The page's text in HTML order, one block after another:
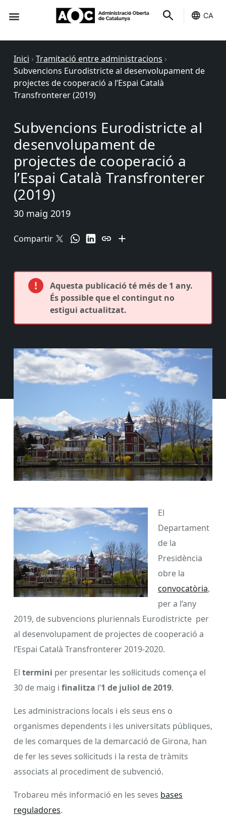
CA
Inici › Tramitació entre administracions ›
Subvencions Eurodistricte al desenvolupament de
projectes de cooperació a l’Espai Català
Transfronterer (2019)
Subvencions Eurodistricte al
desenvolupament de
projectes de cooperació a
l’Espai Català Transfronterer
(2019)
30 maig 2019
Compartir
Aquesta publicació té més de 1 any.
És possible que el contingut no
estigui actualitzat.
El
Departament
de la
Presidència
obre la
convocatòria,
per a l’any
2019, de subvencions pluriennals Eurodistricte per
al desenvolupament de projectes de cooperació a
l’Espai Català Transfronterer 2019-2020.
El termini per presentar les sol·licituds comença el
30 de maig i finalitza l’1 de juliol de 2019.
Les administracions locals i els seus ens o
organismes dependents i les universitats públiques,
de les comarques de la demarcació de Girona, han
de fer les seves sol·licituds i la resta de tràmits
associats al procediment de subvenció.
Trobareu més informació en les seves bases
reguladores.